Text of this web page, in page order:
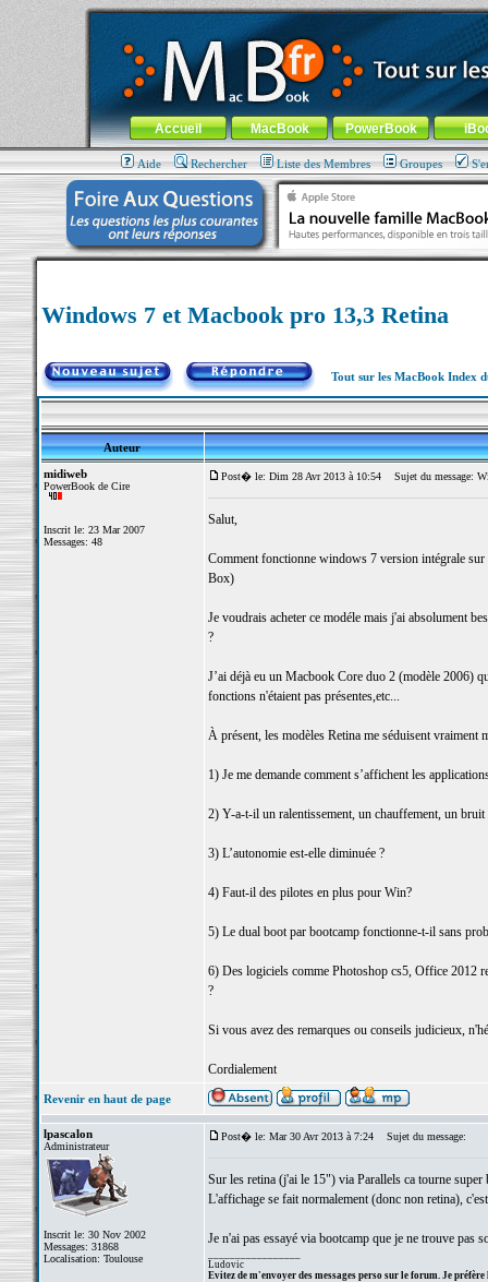
MacBook-fr.com : 100% Apple... 100% nomade !
Aller au contenu-Aller au menu général-Aller au menu de
Menu général
Accueil MacBook PowerBook
Aide Rechercher Liste des Membres Groupes
Windows 7 et Macbook pro 13,3 Retina
Tout sur les MacBook Index
Auteur
midiweb
PowerBook de Cire
Inscrit le: 23 Mar 2007
Messages: 48
Post� le: Dim 28 Avr 2013 à 10:54 Sujet du message:
Salut,
Comment fonctionne windows 7 version intégrale
Box)
Je voudrais acheter ce modéle mais j'ai absolument
?
J’ai déjà eu un Macbook Core duo 2 (modèle 2006)
fonctions n'étaient pas présentes,etc...
À présent, les modèles Retina me séduisent vraiment
1) Je me demande comment s’affichent les
2) Y-a-t-il un ralentissement, un chauffement, un bruit
3) L’autonomie est-elle diminuée ?
4) Faut-il des pilotes en plus pour Win?
5) Le dual boot par bootcamp fonctionne-t-il sans
6) Des logiciels comme Photoshop cs5, Office 2012
?
Si vous avez des remarques ou conseils judicieux,
Cordialement
Revenir en haut de page
lpascalon
Administrateur
Inscrit le: 30 Nov 2002
Messages: 31868
Localisation: Toulouse
Post� le: Mar 30 Avr 2013 à 7:24 Sujet du message:
Sur les retina (j'ai le 15") via Parallels ca tourne super
L'affichage se fait normalement (donc non retina),
Je n'ai pas essayé via bootcamp que je ne trouve pas
Ludovic
Evitez de m'envoyer des messages perso sur le forum. Je préfère